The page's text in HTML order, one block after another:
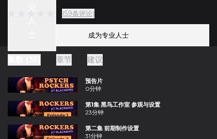
(59条评论)
成为专业人士
章节 建议
预告片
0分钟
第1集 黑鸟工作室 参观与设置
23分钟
第二集 前期制作设置
31分钟